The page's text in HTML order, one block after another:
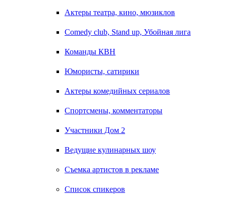
Актеры театра, кино, мюзиклов
Comedy club, Stand up, Убойная лига
Команды КВН
Юмористы, сатирики
Актеры комедийных сериалов
Спортсмены, комментаторы
Участники Дом 2
Ведущие кулинарных шоу
Съемка артистов в рекламе
Список спикеров